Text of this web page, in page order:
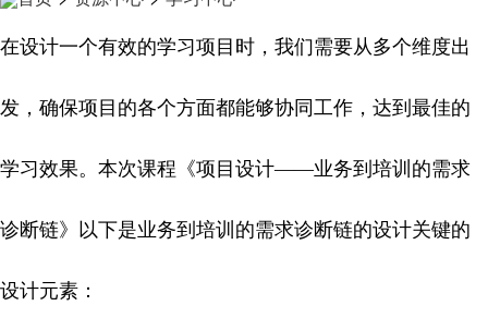
在设计一个有效的学习项目时，我们需要从多个维度出
发，确保项目的各个方面都能够协同工作，达到最佳的
学习效果。本次课程《项目设计——业务到培训的需求
诊断链》以下是业务到培训的需求诊断链的设计关键的
设计元素：